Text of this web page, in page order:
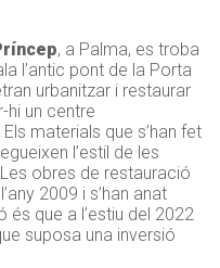
, a Palma, es troba
l’antic pont de la Porta
urbanitzar i restaurar
hi un centre
materials que s’han fet
l’estil de les
obres de restauració
2009 i s’han anat
és que a l’estiu del 2022
suposa una inversió